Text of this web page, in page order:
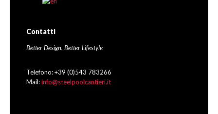
Contatti
Better Design, Better Lifestyle
Telefono: +39 (0)543 783266
Mail:info@steelpoolcantieri.it